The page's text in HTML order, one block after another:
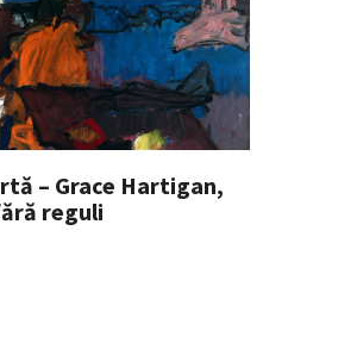
– Grace Hartigan,
reguli